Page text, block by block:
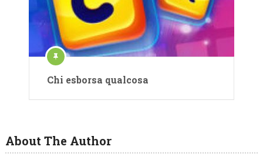
Chi esborsa qualcosa
About The Author